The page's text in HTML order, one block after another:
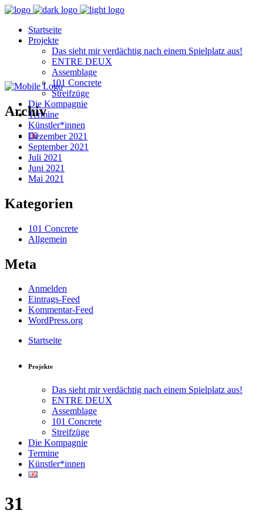
Startseite
Projekte
Das sieht mir verdächtig nach einem Spielplatz aus!
ENTRE DEUX
Assemblage
101 Concrete
Streifzüge
Die Kompagnie
Termine
Künstler*innen
Archiv
Dezember 2021
September 2021
Juli 2021
Juni 2021
Mai 2021
Kategorien
101 Concrete
Allgemein
Meta
Anmelden
Eintrags-Feed
Kommentar-Feed
WordPress.org
Startseite
Projekte
Das sieht mir verdächtig nach einem Spielplatz aus!
ENTRE DEUX
Assemblage
101 Concrete
Streifzüge
Die Kompagnie
Termine
Künstler*innen
31